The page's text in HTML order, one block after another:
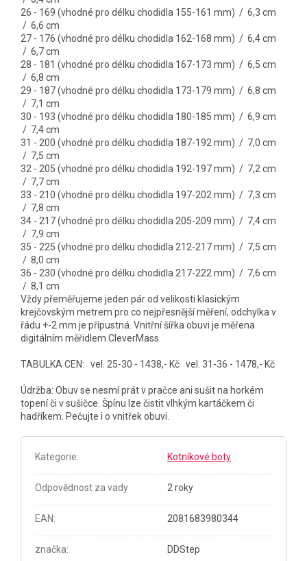
26 - 169 (vhodné pro délku chodidla 155-161 mm) / 6,3 cm
/ 6,6 cm
27 - 176 (vhodné pro délku chodidla 162-168 mm) / 6,4 cm
/ 6,7 cm
28 - 181 (vhodné pro délku chodidla 167-173 mm) / 6,5 cm
/ 6,8 cm
29 - 187 (vhodné pro délku chodidla 173-179 mm) / 6,8 cm
/ 7,1 cm
30 - 193 (vhodné pro délku chodidla 180-185 mm) / 6,9 cm
/ 7,4 cm
31 - 200 (vhodné pro délku chodidla 187-192 mm) / 7,0 cm
/ 7,5 cm
32 - 205 (vhodné pro délku chodidla 192-197 mm) / 7,2 cm
/ 7,7 cm
33 - 210 (vhodné pro délku chodidla 197-202 mm) / 7,3 cm
/ 7,8 cm
34 - 217 (vhodné pro délku chodidla 205-209 mm) / 7,4 cm
/ 7,9 cm
35 - 225 (vhodné pro délku chodidla 212-217 mm) / 7,5 cm
/ 8,0 cm
36 - 230 (vhodné pro délku chodidla 217-222 mm) / 7,6 cm
/ 8,1 cm
Vždy přeměřujeme jeden pár od velikosti klasickým
krejčovským metrem pro co nejpřesnější měření, odchylka v
řádu +-2 mm je přípustná. Vnitřní šířka obuvi je měřena
digitálním měřidlem CleverMass.
TABULKA CEN: vel. 25-30 - 1438,- Kč vel. 31-36 - 1478,- Kč
Údržba: Obuv se nesmí prát v pračce ani sušit na horkém
topení či v sušičce. Špínu lze čistit vlhkým kartáčkem či
hadříkem. Pečujte i o vnitřek obuvi.
Kategorie: Kotníkové boty
Odpovědnost za vady 2 roky
EAN: 2081683980344
značka: DDStep